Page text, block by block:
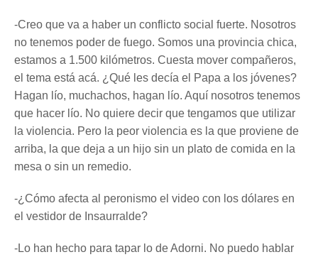
-Creo que va a haber un conflicto social fuerte. Nosotros
no tenemos poder de fuego. Somos una provincia chica,
estamos a 1.500 kilómetros. Cuesta mover compañeros,
el tema está acá. ¿Qué les decía el Papa a los jóvenes?
Hagan lío, muchachos, hagan lío. Aquí nosotros tenemos
que hacer lío. No quiere decir que tengamos que utilizar
la violencia. Pero la peor violencia es la que proviene de
arriba, la que deja a un hijo sin un plato de comida en la
mesa o sin un remedio.
-¿Cómo afecta al peronismo el video con los dólares en
el vestidor de Insaurralde?
-Lo han hecho para tapar lo de Adorni. No puedo hablar